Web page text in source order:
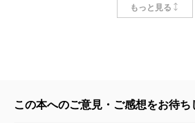
1959/05/27
もっと見る
この本へのご意見・ご感想をお待ち